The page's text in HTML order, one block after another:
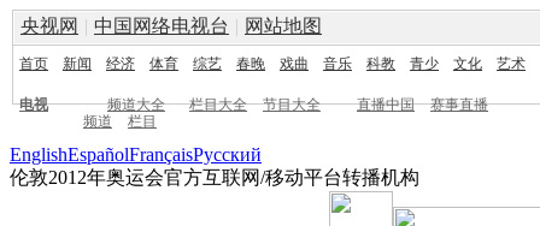
央视网 | 中国网络电视台 | 网站地图
首页 新闻 经济 体育 综艺 春晚 戏曲 音乐 科教 青少 文化 艺术
电视 频道大全 栏目大全 节目大全 直播中国
赛事直播
频道
栏目
EnglishEspañolFrançaisPусский
伦敦2012年奥运会官方互联网/移动平台转播机构